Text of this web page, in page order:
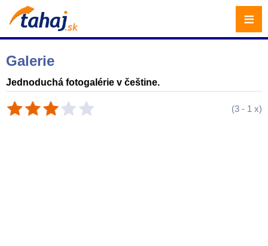
Galerie
Jednoduchá fotogalérie v češtine.
(3 - 1 x)
≡